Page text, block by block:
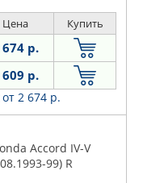
Цена Купить
р.
р.
от 2 674 р.
Accord IV-V
99) R